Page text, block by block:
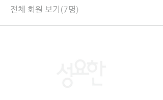
전체 회원 보기(7명)